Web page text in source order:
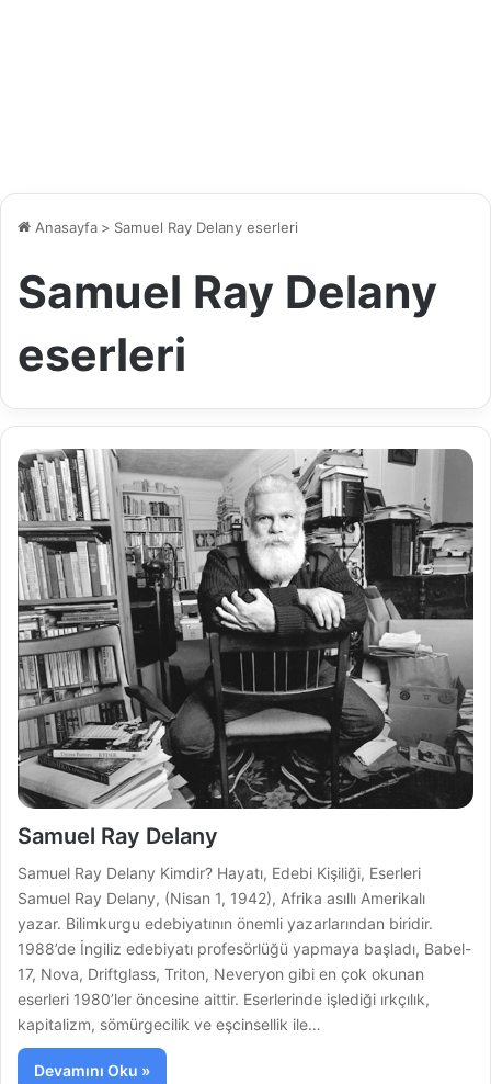
Anasayfa > Samuel Ray Delany eserleri
Samuel Ray Delany
eserleri
Samuel Ray Delany
Samuel Ray Delany Kimdir? Hayatı, Edebi Kişiliği, Eserleri
Samuel Ray Delany, (Nisan 1, 1942), Afrika asıllı Amerikalı
yazar. Bilimkurgu edebiyatının önemli yazarlarından biridir.
1988’de İngiliz edebiyatı profesörlüğü yapmaya başladı, Babel-
17, Nova, Driftglass, Triton, Neveryon gibi en çok okunan
eserleri 1980’ler öncesine aittir. Eserlerinde işlediği ırkçılık,
kapitalizm, sömürgecilik ve eşcinsellik ile…
Devamını Oku »